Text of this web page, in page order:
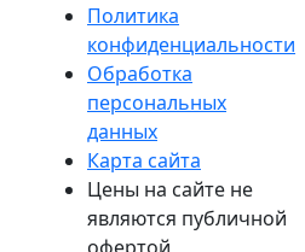
Политика
конфиденциальности
Обработка
персональных
данных
Карта сайта
Цены на сайте не
являются публичной